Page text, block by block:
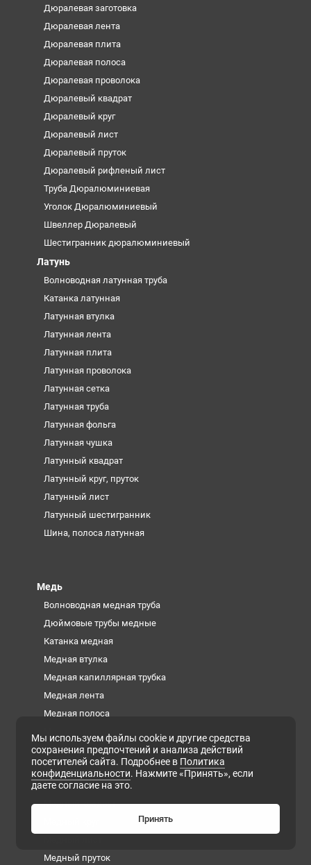
Дюралевая заготовка
Дюралевая лента
Дюралевая плита
Дюралевая полоса
Дюралевая проволока
Дюралевый квадрат
Дюралевый круг
Дюралевый лист
Дюралевый пруток
Дюралевый рифленый лист
Труба Дюралюминиевая
Уголок Дюралюминиевый
Швеллер Дюралевый
Шестигранник дюралюминиевый
Латунь
Волноводная латунная труба
Катанка латунная
Латунная втулка
Латунная лента
Латунная плита
Латунная проволока
Латунная сетка
Латунная труба
Латунная фольга
Латунная чушка
Латунный квадрат
Латунный круг, пруток
Латунный лист
Латунный шестигранник
Шина, полоса латунная
Медь
Волноводная медная труба
Дюймовые трубы медные
Катанка медная
Медная втулка
Медная капиллярная трубка
Медная лента
Медная полоса
Медная труба
Медная фольга
Медная шина
Медный квадрат
Медный пруток
Мы используем файлы cookie и другие средства
сохранения предпочтений и анализа действий
посетителей сайта. Подробнее в Политика
конфиденциальности. Нажмите «Принять», если
даете согласие на это.
Принять